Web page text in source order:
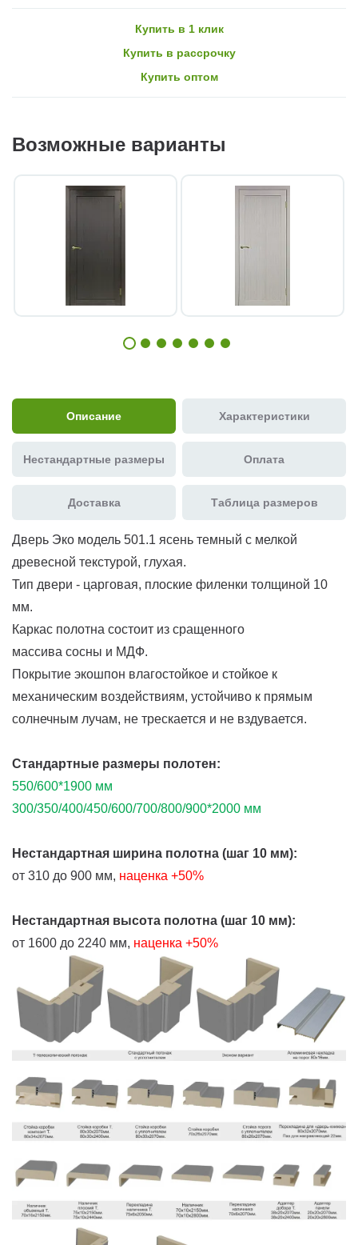
Купить в 1 клик
Купить в рассрочку
Купить оптом
Возможные варианты
Описание Характеристики
Нестандартные размеры Оплата
Доставка Таблица размеров
Дверь Эко модель 501.1 ясень темный с мелкой
древесной текстурой, глухая.
Тип двери - царговая, плоские филенки толщиной 10
мм.
Каркас полотна состоит из сращенного
массива сосны и МДФ.
Покрытие экошпон влагостойкое и стойкое к
механическим воздействиям, устойчиво к прямым
солнечным лучам, не трескается и не вздувается.
Стандартные размеры полотен:
550/600*1900 мм
300/350/400/450/600/700/800/900*2000 мм
Нестандартная ширина полотна (шаг 10 мм):
от 310 до 900 мм, наценка +50%
Нестандартная высота полотна (шаг 10 мм):
от 1600 до 2240 мм, наценка +50%